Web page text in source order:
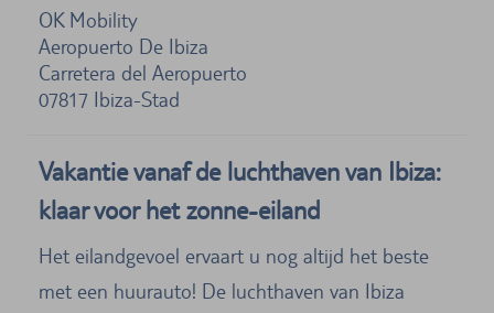
OK Mobility
Aeropuerto De Ibiza
Carretera del Aeropuerto
07817 Ibiza-Stad
Vakantie vanaf de luchthaven van Ibiza:
klaar voor het zonne-eiland
Het eilandgevoel ervaart u nog altijd het beste
met een huurauto! De luchthaven van Ibiza